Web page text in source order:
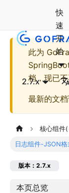
快
速
开
始
2.7.x
此为
档，现已
最新的文
核心组件
日志组件-JSON格
版本：2.7.x
本页总览